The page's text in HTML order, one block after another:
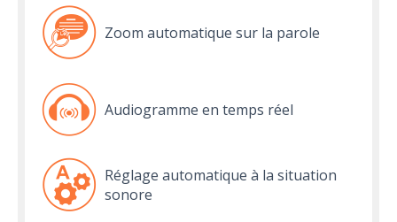
Zoom automatique sur la parole
Audiogramme en temps réel
Réglage automatique à la situation
sonore